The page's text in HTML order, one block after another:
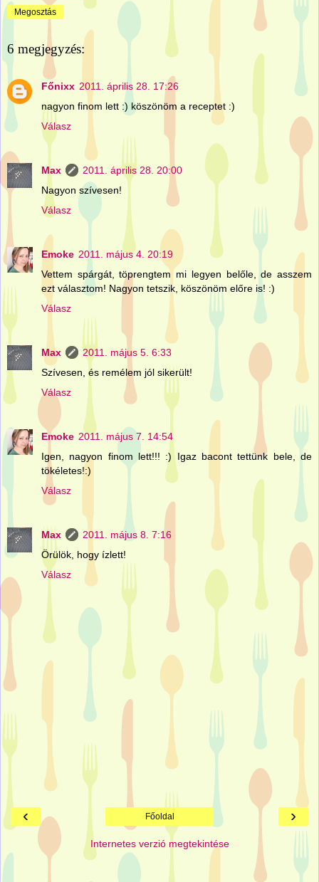
Megosztás
6 megjegyzés:
Főnixx 2011. április 28. 17:26
nagyon finom lett :) köszönöm a receptet :)
Válasz
Max
2011. április 28. 20:00
Nagyon szívesen!
Válasz
Emoke 2011. május 4. 20:19
Vettem spárgát, töprengtem mi legyen belőle, de asszem
ezt választom! Nagyon tetszik, köszönöm előre is! :)
Válasz
Max
2011. május 5. 6:33
Szívesen, és remélem jól sikerült!
Válasz
Emoke 2011. május 7. 14:54
Igen, nagyon finom lett!!! :) Igaz bacont tettünk bele, de
tökéletes!:)
Válasz
Max
2011. május 8. 7:16
Örülök, hogy ízlett!
Válasz
‹ ›
Főoldal
Internetes verzió megtekintése